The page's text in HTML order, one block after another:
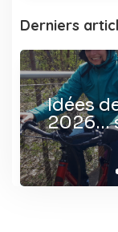
Derniers
Idées
2026…